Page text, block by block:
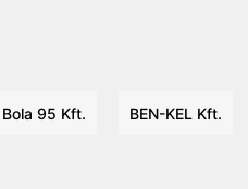
Bola 95 Kft. BEN-KEL Kft.